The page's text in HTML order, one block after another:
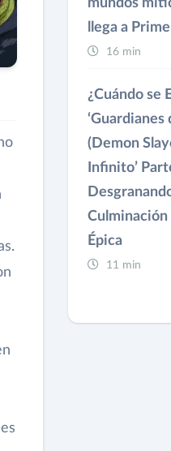
mundos
llega a
16 min
¿Cuándo se
‘Guardianes
(Demon
Infinito’
Culminación
Épica
11 min